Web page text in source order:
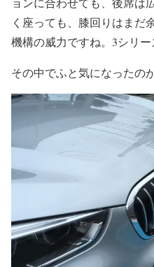
く座っても、膝回りはまだ
機構の威力ですね。3シリー
その中でふと気になったの